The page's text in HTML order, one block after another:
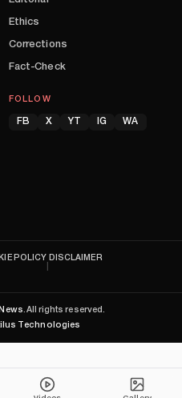
Ethics
Corrections
Fact-Check
FOLLOW
FB X YT IG WA
POLICY DISCLAIMER
. All rights reserved.
Technologies